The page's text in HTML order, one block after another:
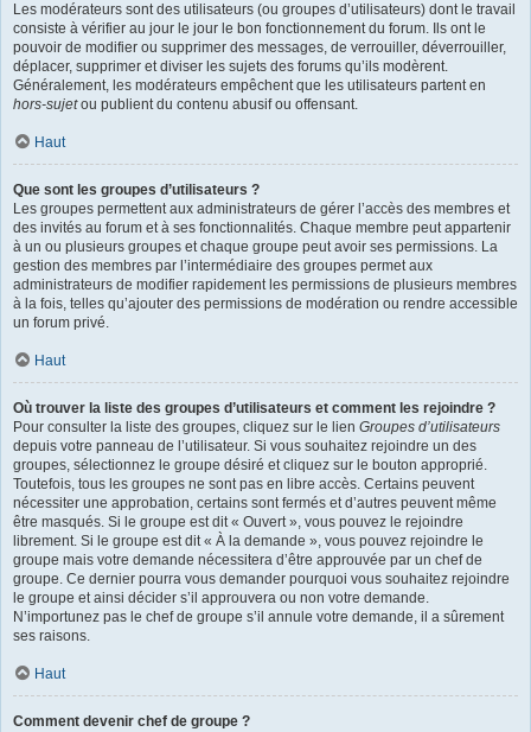
Les modérateurs sont des utilisateurs (ou groupes d’utilisateurs) dont le travail
consiste à vérifier au jour le jour le bon fonctionnement du forum. Ils ont le
pouvoir de modifier ou supprimer des messages, de verrouiller, déverrouiller,
déplacer, supprimer et diviser les sujets des forums qu’ils modèrent.
Généralement, les modérateurs empêchent que les utilisateurs partent en
hors-sujetou publient du contenu abusif ou offensant.
Haut
Que sont les groupes d’utilisateurs ?
Les groupes permettent aux administrateurs de gérer l’accès des membres et
des invités au forum et à ses fonctionnalités. Chaque membre peut appartenir
à un ou plusieurs groupes et chaque groupe peut avoir ses permissions. La
gestion des membres par l’intermédiaire des groupes permet aux
administrateurs de modifier rapidement les permissions de plusieurs membres
à la fois, telles qu’ajouter des permissions de modération ou rendre accessible
un forum privé.
Haut
Où trouver la liste des groupes d’utilisateurs et comment les rejoindre ?
Pour consulter la liste des groupes, cliquez sur le lien Groupes d’utilisateurs
depuis votre panneau de l’utilisateur. Si vous souhaitez rejoindre un des
groupes, sélectionnez le groupe désiré et cliquez sur le bouton approprié.
Toutefois, tous les groupes ne sont pas en libre accès. Certains peuvent
nécessiter une approbation, certains sont fermés et d’autres peuvent même
être masqués. Si le groupe est dit « Ouvert », vous pouvez le rejoindre
librement. Si le groupe est dit « À la demande », vous pouvez rejoindre le
groupe mais votre demande nécessitera d’être approuvée par un chef de
groupe. Ce dernier pourra vous demander pourquoi vous souhaitez rejoindre
le groupe et ainsi décider s’il approuvera ou non votre demande.
N’importunez pas le chef de groupe s’il annule votre demande, il a sûrement
ses raisons.
Haut
Comment devenir chef de groupe ?